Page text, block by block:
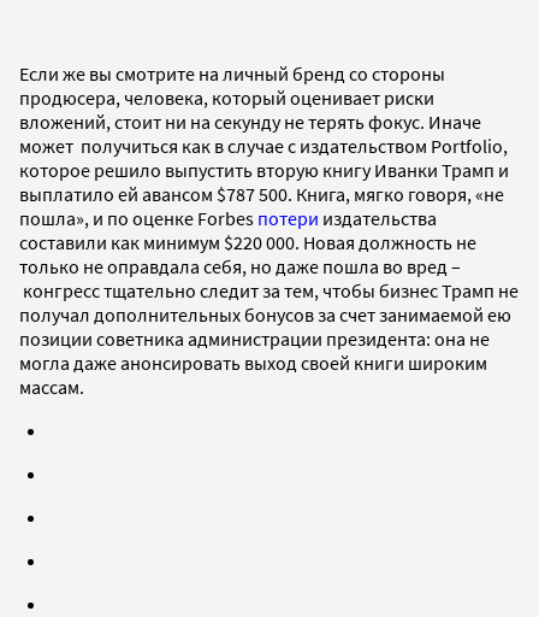
Если же вы смотрите на личный бренд со стороны
продюсера, человека, который оценивает риски
вложений, стоит ни на секунду не терять фокус. Иначе
может получиться как в случае с издательством Portfolio,
которое решило выпустить вторую книгу Иванки Трамп и
выплатило ей авансом $787 500. Книга, мягко говоря, «не
пошла», и по оценке Forbes потери издательства
составили как минимум $220 000. Новая должность не
только не оправдала себя, но даже пошла во вред –
конгресс тщательно следит за тем, чтобы бизнес Трамп не
получал дополнительных бонусов за счет занимаемой ею
позиции советника администрации президента: она не
могла даже анонсировать выход своей книги широким
массам.